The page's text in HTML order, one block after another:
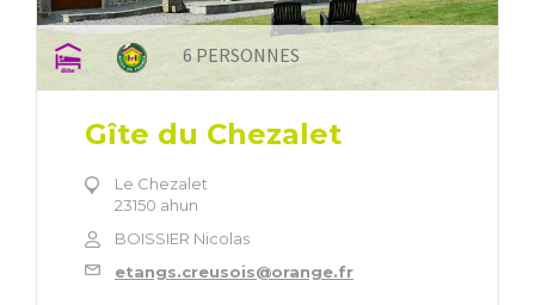
6 PERSONNES
Gîte du Chezalet
Le Chezalet
23150 ahun
BOISSIER Nicolas
etangs.creusois@orange.fr